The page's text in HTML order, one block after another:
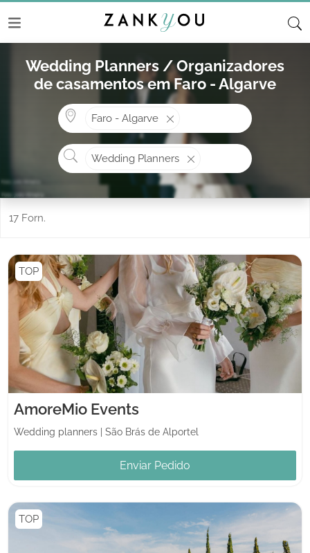
Wedding Planners / Organizadores
de casamentos em Faro - Algarve
Faro - Algarve
Wedding Planners
17 Forn.
TOP
AmoreMio Events
Wedding planners São Brás de Alportel
Enviar Pedido
TOP